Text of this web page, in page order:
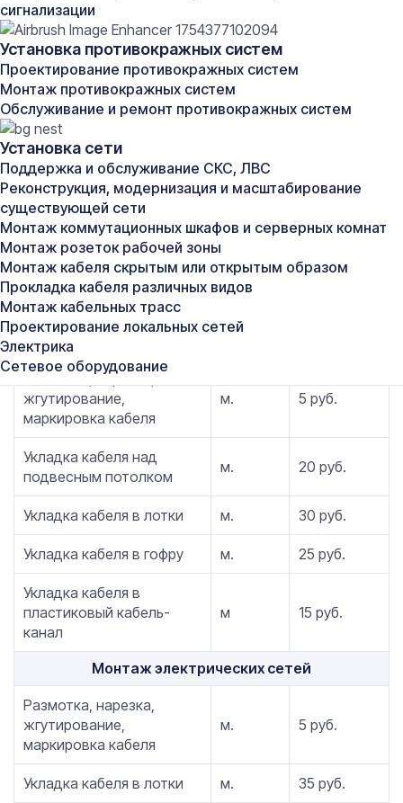
сигнализации
Установка противокражных систем
Проектирование противокражных систем
Монтаж противокражных систем
Обслуживание и ремонт противокражных систем
Установка сети
Поддержка и обслуживание СКС, ЛВС
Реконструкция, модернизация и масштабирование
существующей сети
Монтаж коммутационных шкафов и серверных комнат
Монтаж розеток рабочей зоны
Монтаж кабеля скрытым или открытым образом
Прокладка кабеля различных видов
Монтаж кабельных трасс
Проектирование локальных сетей
Электрика
Сетевое оборудование
Наименование работ
изм.
Стоимость монтажа одного рабочего места
Монтаж сети для одного
рабочего места при
длине кабеля до 10 м
Монтаж сети для одного
рабочего места при
длине кабеля до 60 м
Монтаж сети для одного
рабочего места при
длине кабеля более 60 м
шт.
Размотка, нарезка,
жгутирование,
маркировка кабеля
м. 5 руб.
Укладка кабеля над
подвесным потолком
м. 20 руб.
Укладка кабеля в лотки м. 30 руб.
Укладка кабеля в гофру м. 25 руб.
Укладка кабеля в
пластиковый кабель-
канал
м 15 руб.
Монтаж электрических сетей
Размотка, нарезка,
жгутирование,
маркировка кабеля
м. 5 руб.
Укладка кабеля в лотки м. 35 руб.